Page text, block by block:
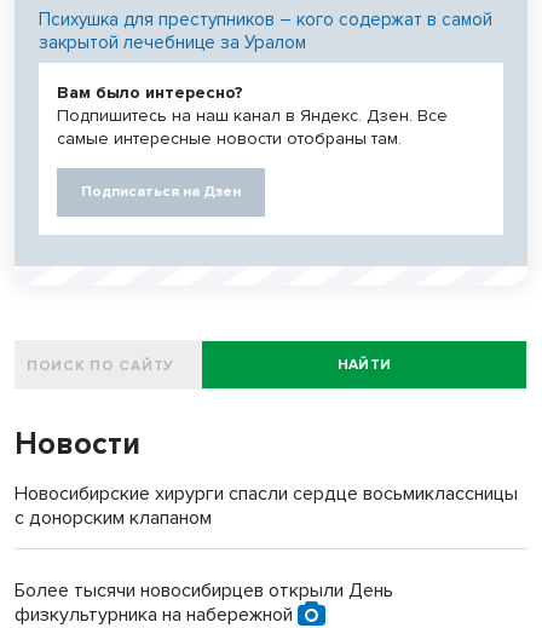
Психушка для преступников – кого содержат в самой
закрытой лечебнице за Уралом
Вам было интересно?
Подпишитесь на наш канал в Яндекс. Дзен. Все
самые интересные новости отобраны там.
Подписаться на Дзен
НАЙТИ
Новости
Новосибирские хирурги спасли сердце восьмиклассницы
с донорским клапаном
Более тысячи новосибирцев открыли День
физкультурника на набережной